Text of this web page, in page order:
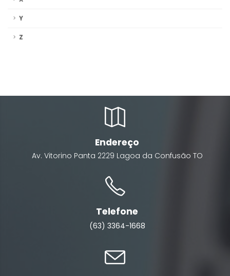
Y
Z
Endereço
Av. Vitorino Panta 2229 Lagoa da Confusão TO
Telefone
(63) 3364-1668